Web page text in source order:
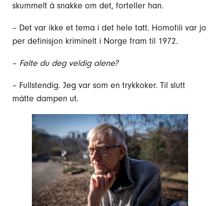
skummelt å snakke om det, forteller han.
– Det var ikke et tema i det hele tatt. Homofili var jo
per definisjon kriminelt i Norge fram til 1972.
– Følte du deg veldig alene?
– Fullstendig. Jeg var som en trykkoker. Til slutt
måtte dampen ut.